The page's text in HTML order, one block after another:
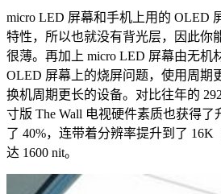
micro LED 屏幕和手机上用的 OLED
特性，所以也就没有背光层，因此你
很薄。再加上 micro LED 屏幕由无机
OLED 屏幕上的烧屏问题，使用周期
换机周期更长的设备。对比往年的
寸版 The Wall 电视硬件素质也获得
了 40%，连带着分辨率提升到了 16K
达 1600 nit。